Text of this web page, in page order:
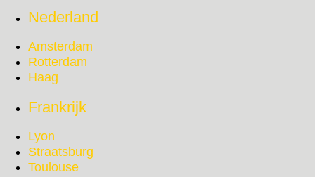
Nederland
Amsterdam
Rotterdam
Haag
Frankrijk
Lyon
Straatsburg
Toulouse